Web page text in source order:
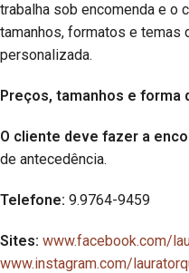
trabalha sob encomenda e o
tamanhos, formatos e temas
personalizada.
Preços, tamanhos e forma
O cliente deve fazer a
de antecedência.
Telefone: 9.9764-9459
Sites: www.facebook.com/
www.instagram.com/